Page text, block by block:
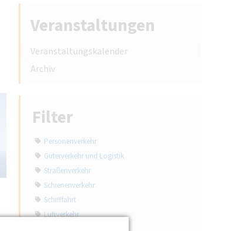
Veranstaltungen
Veranstaltungskalender
Archiv
Filter
Personenverkehr
Güterverkehr und Logistik
Straßenverkehr
Schienenverkehr
Schifffahrt
Luftverkehr